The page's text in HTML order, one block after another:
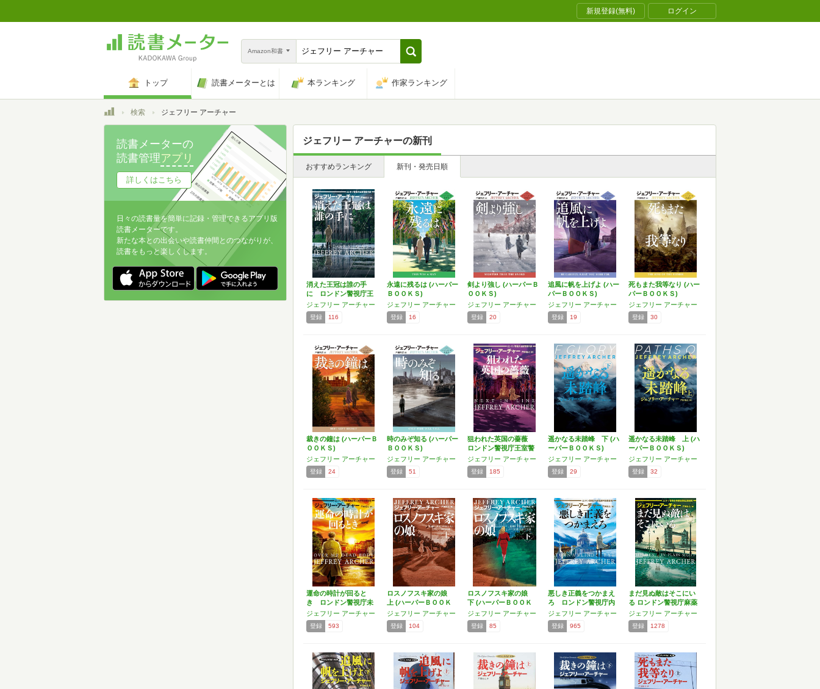
新規登録(無料) ログイン
Amazon和書
トップ 読書メーターとは 本ランキング 作家ランキング
トップ検索 ジェフリー アーチャー
ジェフリー アーチャーの新刊
おすすめランキング 新刊・発売日順
消えた王冠は誰の手
に ロンドン警視庁王
室警護…
ジェフリー アーチャー
登録 116
永遠に残るは (ハーパー
ＢＯＯＫＳ)
ジェフリー アーチャー
登録 16
剣より強し (ハーパーＢ
ＯＯＫＳ)
ジェフリー アーチャー
登録 20
追風に帆を上げよ (ハー
パーＢＯＯＫＳ)
ジェフリー アーチャー
登録 19
死もまた我等なり (ハー
パーＢＯＯＫＳ)
ジェフリー アーチャー
登録 30
裁きの鐘は (ハーパーＢ
ＯＯＫＳ)
ジェフリー アーチャー
登録 24
時のみぞ知る (ハーパー
ＢＯＯＫＳ)
ジェフリー アーチャー
登録 51
狙われた英国の薔薇
ロンドン警視庁王室警
護本…
ジェフリー アーチャー
登録 185
遥かなる未踏峰 下 (ハ
ーパーＢＯＯＫＳ)
ジェフリー アーチャー
登録 29
遥かなる未踏峰 上 (ハ
ーパーＢＯＯＫＳ)
ジェフリー アーチャー
登録 32
運命の時計が回ると
き ロンドン警視庁未
解決殺…
ジェフリー アーチャー
登録 593
ロスノフスキ家の娘
上 (ハーパーＢＯＯＫ
Ｓ)
ジェフリー アーチャー
登録 104
ロスノフスキ家の娘
下 (ハーパーＢＯＯＫ
Ｓ)
ジェフリー アーチャー
登録 85
悪しき正義をつかまえ
ろ ロンドン警視庁内
務監…
ジェフリー アーチャー
登録 965
まだ見ぬ敵はそこにい
る ロンドン警視庁麻薬
取…
ジェフリー アーチャー
登録 1278
読書メーターの
読書管理アプリ
詳しくはこちら
日々の読書量を簡単に記録・管理できるアプリ版
読書メーターです。
新たな本との出会いや読書仲間とのつながりが、
読書をもっと楽しくします。